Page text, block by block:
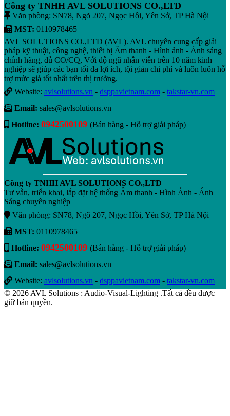
Công ty TNHH AVL SOLUTIONS CO.,LTD
Văn phòng: SN78, Ngõ 207, Ngọc Hồi, Yên Sở, TP Hà Nội
MST: 0110978465
AVL SOLUTIONS CO.,LTD (AVL). AVL chuyên cung cấp giải
pháp kỹ thuật, công nghệ, thiết bị Âm thanh - Hình ảnh - Ánh sáng
chính hãng, đủ CO/CQ, Với độ ngũ nhân viên trên 10 năm kinh
nghiệp sẽ giúp các bạn tối đa lợi ích, tội giản chi phí và luôn luôn hỗ
trợ mức giá tốt nhất trên thị trường.
Website: avlsolutions.vn - dsppavietnam.com - takstar-vn.com
Email: sales@avlsolutions.vn
Hotline: 0942500109 (Bán hàng - Hỗ trợ giải pháp)
Công ty TNHH AVL SOLUTIONS CO.,LTD
Tư vẫn, triển khai, lắp đặt hệ thống Âm thanh - Hình Ảnh - Ánh
Sáng chuyên nghiệp
Văn phòng: SN78, Ngõ 207, Ngọc Hồi, Yên Sở, TP Hà Nội
MST: 0110978465
Hotline: 0942500109 (Bán hàng - Hỗ trợ giải pháp)
Email: sales@avlsolutions.vn
Website: avlsolutions.vn - dsppavietnam.com - takstar-vn.com
© 2026 AVL Solutions : Audio-Visual-Lighting .Tất cả đều được
giữ bản quyền.